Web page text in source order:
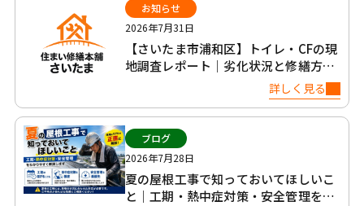
お知らせ
2026年7月31日
【さいたま市浦和区】トイレ・CFの現
地調査レポート｜劣化状況と修繕方法
詳しく見る
ブログ
2026年7月28日
夏の屋根工事で知っておいてほしいこ
と｜工期・熱中症対策・安全管理を正